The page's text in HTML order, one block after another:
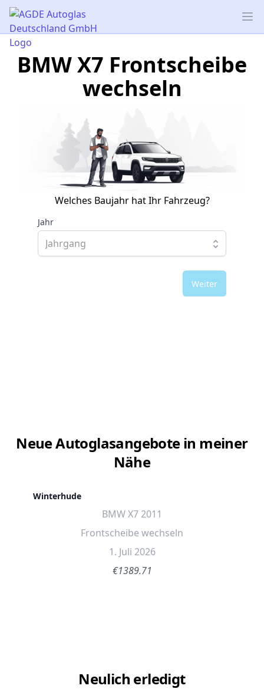
AGDE Autoglas Deutschland GmbH
BMW X7 Frontscheibe
wechseln
Welches Baujahr hat Ihr Fahrzeug?
Jahr
Weiter
Neue Autoglasangebote in meiner
Nähe
Winterhude
BMW X7 2011
Frontscheibe wechseln
1. Juli 2026
€1389.71
Neulich erledigt